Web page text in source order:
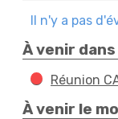
Il n'y a pas
À venir
Réunion
À venir le